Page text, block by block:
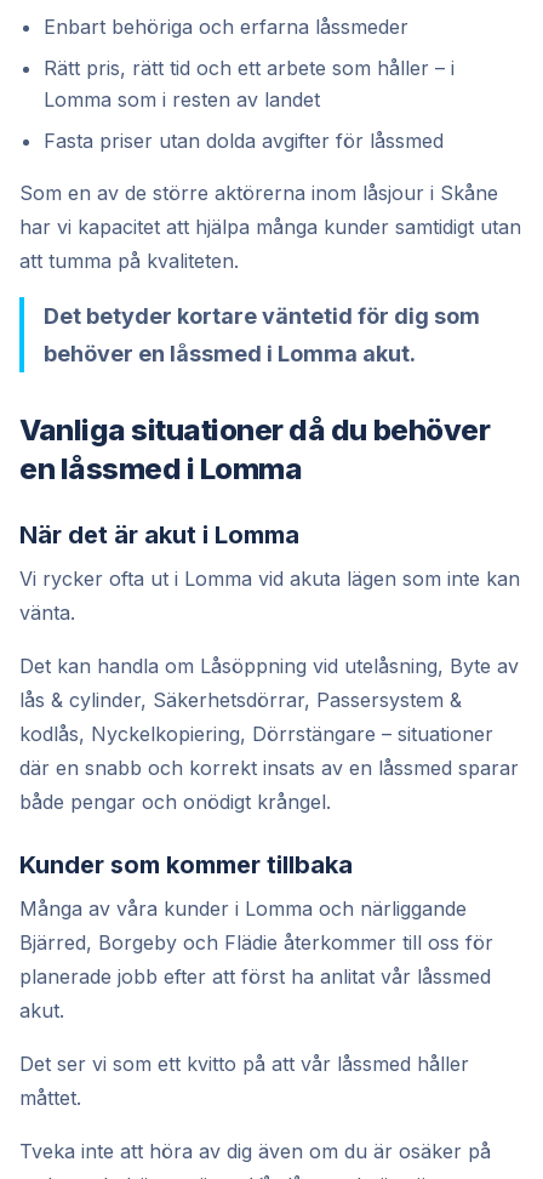
Enbart behöriga och erfarna låssmeder
Rätt pris, rätt tid och ett arbete som håller – i
Lomma som i resten av landet
Fasta priser utan dolda avgifter för låssmed
Som en av de större aktörerna inom låsjour i Skåne
har vi kapacitet att hjälpa många kunder samtidigt utan
att tumma på kvaliteten.
Det betyder kortare väntetid för dig som
behöver en låssmed i Lomma akut.
Vanliga situationer då du behöver
en låssmed i Lomma
När det är akut i Lomma
Vi rycker ofta ut i Lomma vid akuta lägen som inte kan
vänta.
Det kan handla om Låsöppning vid utelåsning, Byte av
lås & cylinder, Säkerhetsdörrar, Passersystem &
kodlås, Nyckelkopiering, Dörrstängare – situationer
där en snabb och korrekt insats av en låssmed sparar
både pengar och onödigt krångel.
Kunder som kommer tillbaka
Många av våra kunder i Lomma och närliggande
Bjärred, Borgeby och Flädie återkommer till oss för
planerade jobb efter att först ha anlitat vår låssmed
akut.
Det ser vi som ett kvitto på att vår låssmed håller
måttet.
Tveka inte att höra av dig även om du är osäker på